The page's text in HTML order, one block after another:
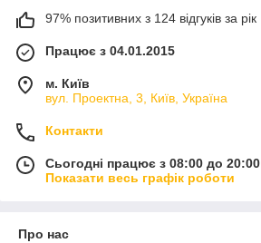
97% позитивних з 124 відгуків за рік
Працює з 04.01.2015
м. Київ
вул. Проектна, 3, Київ, Україна
Контакти
Сьогодні працює з 08:00 до 20:00
Показати весь графік роботи
Про нас